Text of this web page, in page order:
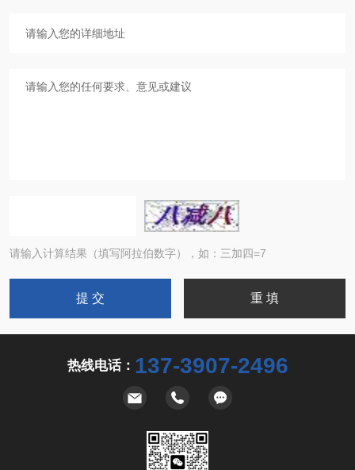
请输入计算结果（填写阿拉伯数字），如：三加四=7
热线电话： 137-3907-2496